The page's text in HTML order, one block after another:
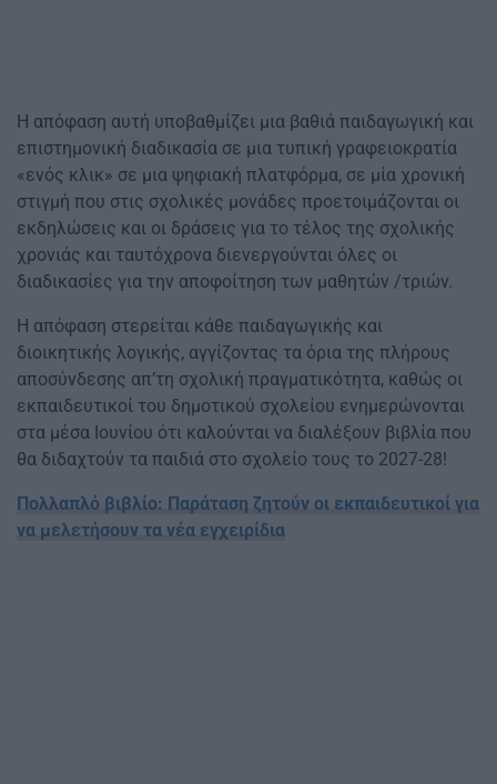
Η απόφαση αυτή υποβαθμίζει μια βαθιά παιδαγωγική και
επιστημονική διαδικασία σε μια τυπική γραφειοκρατία
«ενός κλικ» σε μια ψηφιακή πλατφόρμα, σε μία χρονική
στιγμή που στις σχολικές μονάδες προετοιμάζονται οι
εκδηλώσεις και οι δράσεις για το τέλος της σχολικής
χρονιάς και ταυτόχρονα διενεργούνται όλες οι
διαδικασίες για την αποφοίτηση των μαθητών /τριών.
Η απόφαση στερείται κάθε παιδαγωγικής και
διοικητικής λογικής, αγγίζοντας τα όρια της πλήρους
αποσύνδεσης απ’τη σχολική πραγματικότητα, καθώς οι
εκπαιδευτικοί του δημοτικού σχολείου ενημερώνονται
στα μέσα Ιουνίου ότι καλούνται να διαλέξουν βιβλία που
θα διδαχτούν τα παιδιά στο σχολείο τους το 2027-28!
Πολλαπλό βιβλίο: Παράταση ζητούν οι εκπαιδευτικοί για
να μελετήσουν τα νέα εγχειρίδια